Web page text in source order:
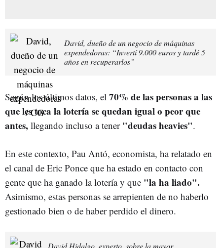
David, dueño de un negocio de máquinas
expendedoras: “Invertí 9.000 euros y tardé 5
años en recuperarlos”
Según los últimos datos, el 70% de las personas a las
que les toca la lotería se quedan igual o peor que
antes, llegando incluso a tener "deudas heavies".
En este contexto, Pau Antó, economista, ha relatado en
el canal de Eric Ponce que ha estado en contacto con
gente que ha ganado la lotería y que "la ha liado".
Asimismo, estas personas se arrepienten de no haberlo
gestionado bien o de haber perdido el dinero.
David Hidalgo, experto, sobre la mayor